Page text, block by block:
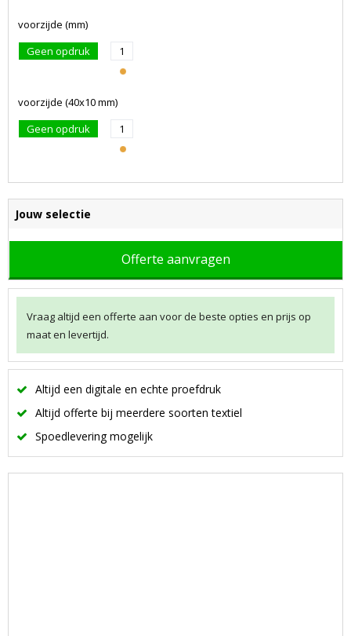
voorzijde (mm)
Geen opdruk
1
voorzijde (40x10 mm)
Geen opdruk
1
Jouw selectie
Offerte aanvragen
Vraag altijd een offerte aan voor de beste opties en prijs op
maat en levertijd.
Altijd een digitale en echte proefdruk
Altijd offerte bij meerdere soorten textiel
Spoedlevering mogelijk